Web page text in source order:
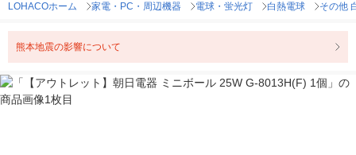
LOHACOホーム 家電・PC・周辺機器 電球・蛍光灯 白熱電球 その他
熊本地震の影響について